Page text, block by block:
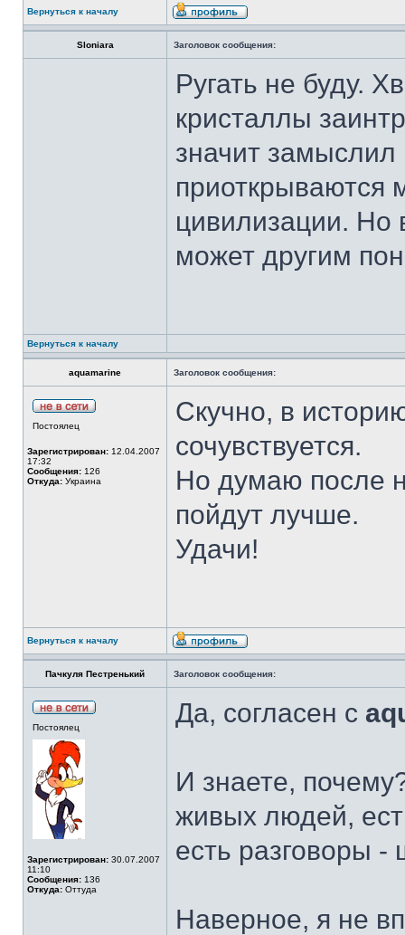
Вернуться к началу
Sloniara Заголовок сообщения:
Ругать не буду.
кристаллы
значит замыслил
приоткрываются
цивилизации. Но
может другим
Вернуться к началу
aquamarine Заголовок сообщения:
Постоялец
Зарегистрирован: 12.04.2007
17:32
Сообщения: 126
Откуда: Украина
Скучно, в
сочувствуется.
Но думаю после
пойдут лучше.
Удачи!
Вернуться к началу
Пачкуля Пестренький Заголовок сообщения:
Постоялец
Зарегистрирован: 30.07.2007
11:10
Сообщения: 136
Откуда: Оттуда
Да, согласен с
И знаете,
живых людей,
есть разговоры
Наверное, я не